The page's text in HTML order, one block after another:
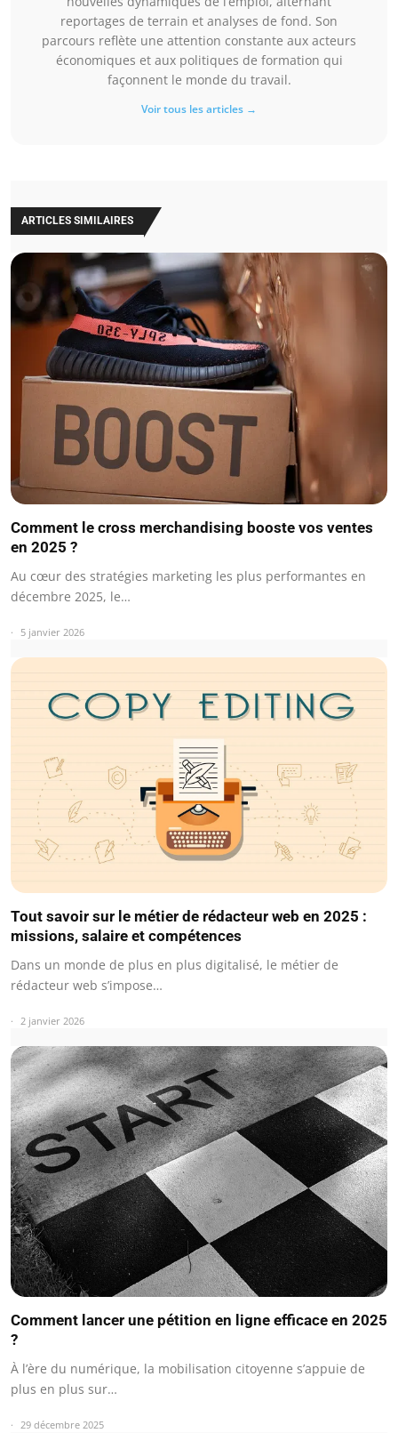
reportages de terrain et analyses de fond. Son
parcours reflète une attention constante aux acteurs
économiques et aux politiques de formation qui
façonnent le monde du travail.
Voir tous les articles →
ARTICLES SIMILAIRES
Comment le cross merchandising booste vos ventes
en 2025 ?
Au cœur des stratégies marketing les plus performantes en
décembre 2025, le…
5 janvier 2026
Tout savoir sur le métier de rédacteur web en 2025 :
missions, salaire et compétences
Dans un monde de plus en plus digitalisé, le métier de
rédacteur web s’impose…
2 janvier 2026
Comment lancer une pétition en ligne efficace en 2025
?
À l’ère du numérique, la mobilisation citoyenne s’appuie de
plus en plus sur…
29 décembre 2025